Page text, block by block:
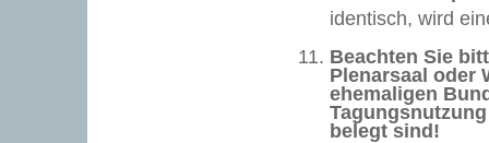
identisch, wird
Beachten Sie
Plenarsaal oder
ehemaligen
belegt sind!